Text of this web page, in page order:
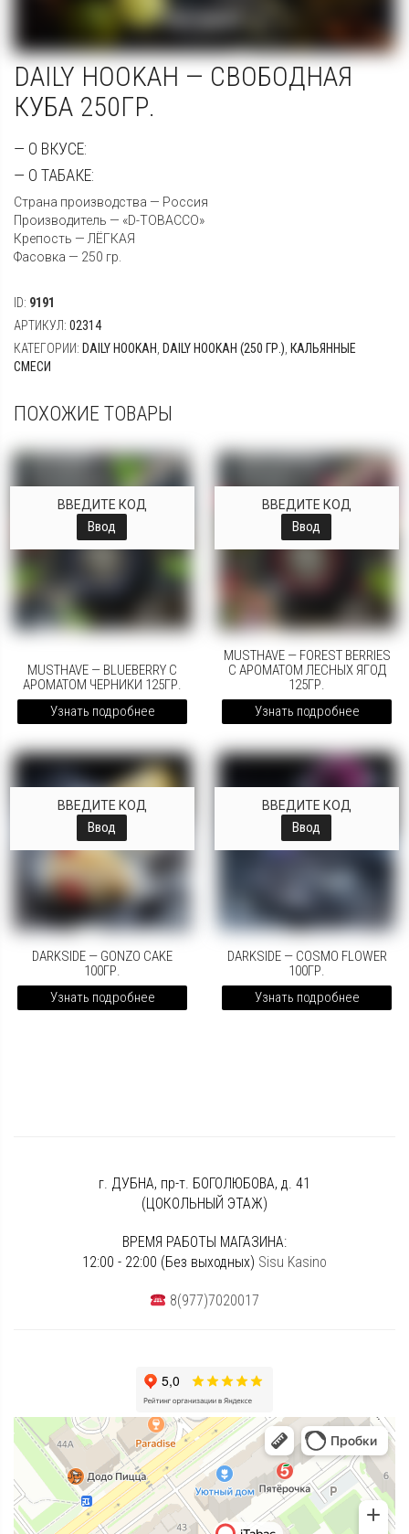
DAILY HOOKAH — СВОБОДНАЯ
КУБА 250ГР.
— О ВКУСЕ:
— О ТАБАКЕ:
Страна производства — Россия
Производитель — «D-TOBACCO»
Крепость — ЛЁГКАЯ
Фасовка — 250 гр.
ID: 9191
АРТИКУЛ: 02314
КАТЕГОРИИ: DAILY HOOKAH DAILY HOOKAH (250 ГР.) КАЛЬЯННЫЕ
СМЕСИ
ПОХОЖИЕ ТОВАРЫ
ВВЕДИТЕ КОД
Ввод
MUSTHAVE — BLUEBERRY С
АРОМАТОМ ЧЕРНИКИ 125ГР.
Узнать подробнее
ВВЕДИТЕ КОД
Ввод
MUSTHAVE — FOREST BERRIES
С АРОМАТОМ ЛЕСНЫХ ЯГОД
125ГР.
Узнать подробнее
ВВЕДИТЕ КОД
Ввод
DARKSIDE — GONZO CAKE
100ГР.
Узнать подробнее
ВВЕДИТЕ КОД
Ввод
DARKSIDE — COSMO FLOWER
100ГР.
Узнать подробнее
г. ДУБНА, пр-т. БОГОЛЮБОВА, д. 41
(ЦОКОЛЬНЫЙ ЭТАЖ)
ВРЕМЯ РАБОТЫ МАГАЗИНА:
12:00 - 22:00 (Без выходных) Sisu Kasino
8(977)7020017